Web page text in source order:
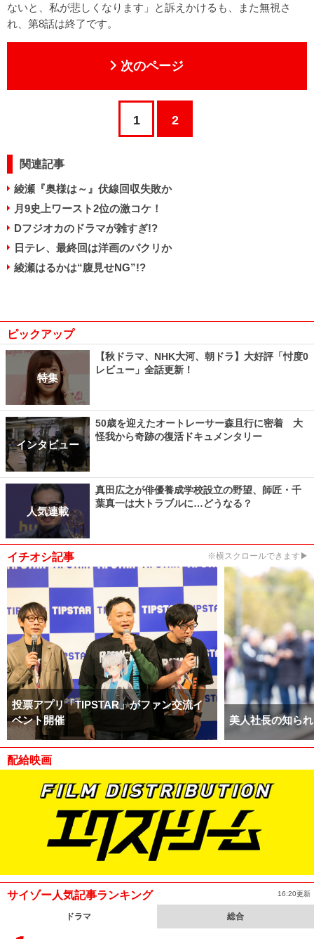
ないと、私が悲しくなります」と訴えかけるも、また無視さ
れ、第8話は終了です。
次のページ
1 2
関連記事
綾瀬『奥様は～』伏線回収失敗か
月9史上ワースト2位の激コケ！
Dフジオカのドラマが雑すぎ!?
日テレ、最終回は洋画のパクリか
綾瀬はるかは“腹見せNG”!?
ピックアップ
特集
【秋ドラマ、NHK大河、朝ドラ】大好評「忖度0
レビュー」全話更新！
インタビュー
50歳を迎えたオートレーサー森且行に密着 大
怪我から奇跡の復活ドキュメンタリー
人気連載
真田広之が俳優養成学校設立の野望、師匠・千
葉真一は大トラブルに…どうなる？
イチオシ記事 ※横スクロールできます▶
投票アプリ「TIPSTAR」がファン交流イ
ベント開催
美人社長の知ら
配給映画
サイゾー人気記事ランキング 16:20更新
ドラマ 総合